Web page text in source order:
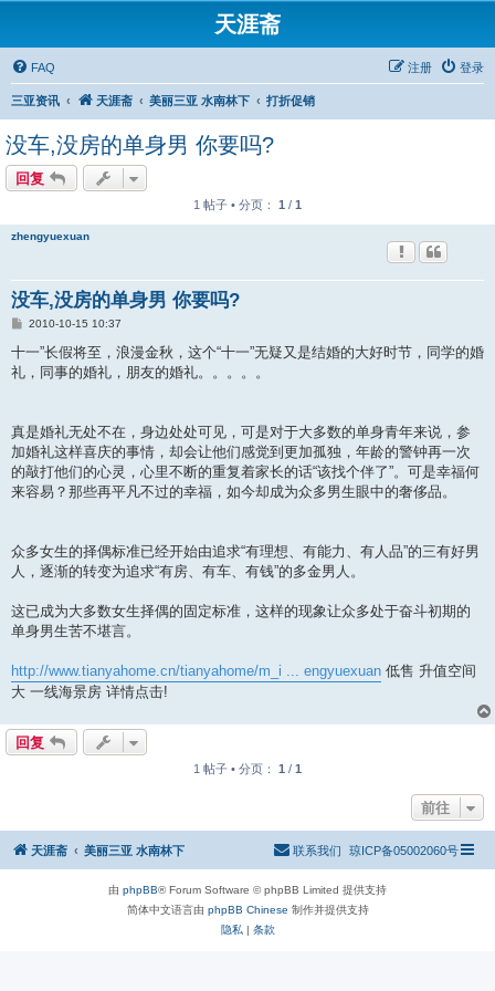
天涯斋
FAQ 登录
注册
三亚资讯 天涯斋 美丽三亚 水南林下 打折促销
没车,没房的单身男 你要吗?
回复
1 帖子 • 分页： 1 / 1
zhengyuexuan
没车,没房的单身男 你要吗?
帖
2010-10-15 10:37
十一”长假将至，浪漫金秋，这个“十一”无疑又是结婚的大好时节，同学的婚
礼，同事的婚礼，朋友的婚礼。。。。。
真是婚礼无处不在，身边处处可见，可是对于大多数的单身青年来说，参
加婚礼这样喜庆的事情，却会让他们感觉到更加孤独，年龄的警钟再一次
的敲打他们的心灵，心里不断的重复着家长的话“该找个伴了”。可是幸福何
来容易？那些再平凡不过的幸福，如今却成为众多男生眼中的奢侈品。
众多女生的择偶标准已经开始由追求“有理想、有能力、有人品”的三有好男
人，逐渐的转变为追求“有房、有车、有钱”的多金男人。
这已成为大多数女生择偶的固定标准，这样的现象让众多处于奋斗初期的
单身男生苦不堪言。
http://www.tianyahome.cn/tianyahome/m_i ... engyuexuan 低售 升值空间
大 一线海景房 详情点击!
回复
1 帖子 • 分页： 1 / 1
前往
天涯斋 美丽三亚 水南林下 琼ICP备05002060号
联系我们
由 phpBB® Forum Software © phpBB Limited 提供支持
简体中文语言由 phpBB Chinese 制作并提供支持
隐私 | 条款